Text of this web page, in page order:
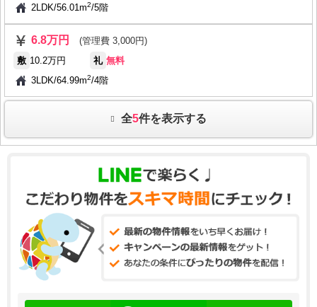
2LDK/56.01m2/5階
6.8万円
(管理費 3,000円)
敷 10.2万円 礼 無料
3LDK/64.99m2/4階
全5件を表示する